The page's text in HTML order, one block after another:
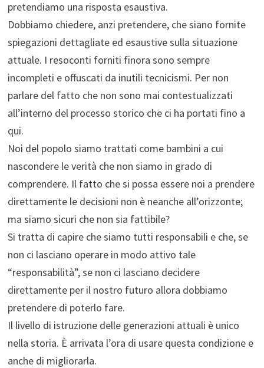
pretendiamo una risposta esaustiva.
Dobbiamo chiedere, anzi pretendere, che siano fornite
spiegazioni dettagliate ed esaustive sulla situazione
attuale. I resoconti forniti finora sono sempre
incompleti e offuscati da inutili tecnicismi. Per non
parlare del fatto che non sono mai contestualizzati
all’interno del processo storico che ci ha portati fino a
qui.
Noi del popolo siamo trattati come bambini a cui
nascondere le verità che non siamo in grado di
comprendere. Il fatto che si possa essere noi a prendere
direttamente le decisioni non è neanche all’orizzonte;
ma siamo sicuri che non sia fattibile?
Si tratta di capire che siamo tutti responsabili e che, se
non ci lasciano operare in modo attivo tale
“responsabilità”, se non ci lasciano decidere
direttamente per il nostro futuro allora dobbiamo
pretendere di poterlo fare.
Il livello di istruzione delle generazioni attuali è unico
nella storia. È arrivata l’ora di usare questa condizione e
anche di migliorarla.